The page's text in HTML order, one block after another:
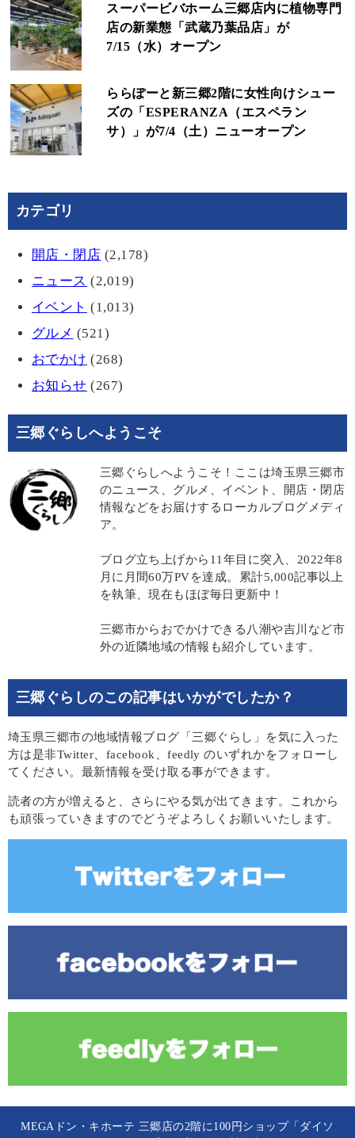
スーパービバホーム三郷店内に植物専門
店の新業態「武蔵乃葉品店」が
7/15（水）オープン
ららぽーと新三郷2階に女性向けシュー
ズの「ESPERANZA（エスペラン
サ）」が7/4（土）ニューオープン
カテゴリ
開店・閉店 (2,178)
ニュース (2,019)
イベント (1,013)
グルメ (521)
おでかけ (268)
お知らせ (267)
三郷ぐらしへようこそ
三郷ぐらしへようこそ！ここは埼玉県三郷市
のニュース、グルメ、イベント、開店・閉店
情報などをお届けするローカルブログメディ
ア。
ブログ立ち上げから11年目に突入、2022年8
月に月間60万PVを達成。累計5,000記事以上
を執筆、現在もほぼ毎日更新中！
三郷市からおでかけできる八潮や吉川など市
外の近隣地域の情報も紹介しています。
三郷ぐらしのこの記事はいかがでしたか？
埼玉県三郷市の地域情報ブログ「三郷ぐらし」を気に入った
方は是非Twitter、facebook、feedly のいずれかをフォローし
てください。最新情報を受け取る事ができます。
読者の方が増えると、さらにやる気が出てきます。これから
も頑張っていきますのでどうぞよろしくお願いいたします。
MEGAドン・キホーテ 三郷店の2階に100円ショップ「ダイソ